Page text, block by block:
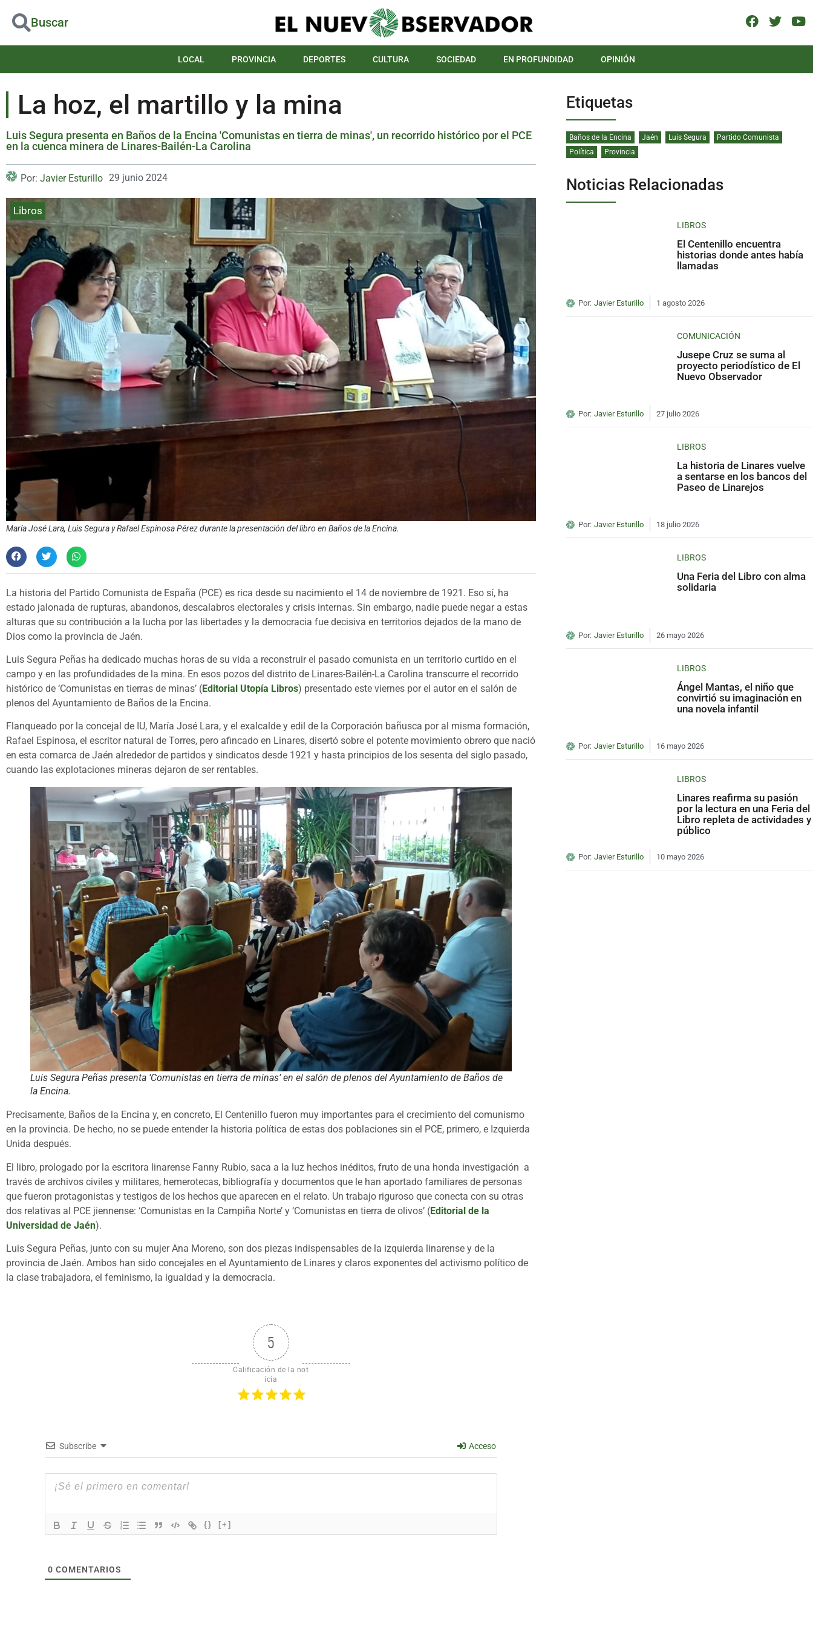
Buscar
LOCAL PROVINCIA DEPORTES CULTURA SOCIEDAD EN PROFUNDIDAD OPINIÓN
La hoz, el martillo y la mina
Luis Segura presenta en Baños de la Encina 'Comunistas en tierra de minas', un recorrido histórico por el PCE
en la cuenca minera de Linares-Bailén-La Carolina
Por: Javier Esturillo 29 junio 2024
Libros
María José Lara, Luis Segura y Rafael Espinosa Pérez durante la presentación del libro en Baños de la Encina.
La historia del Partido Comunista de España (PCE) es rica desde su nacimiento el 14 de noviembre de 1921. Eso sí, ha
estado jalonada de rupturas, abandonos, descalabros electorales y crisis internas. Sin embargo, nadie puede negar a estas
alturas que su contribución a la lucha por las libertades y la democracia fue decisiva en territorios dejados de la mano de
Dios como la provincia de Jaén.
Luis Segura Peñas ha dedicado muchas horas de su vida a reconstruir el pasado comunista en un territorio curtido en el
campo y en las profundidades de la mina. En esos pozos del distrito de Linares-Bailén-La Carolina transcurre el recorrido
histórico de ‘Comunistas en tierras de minas’ (Editorial Utopía Libros) presentado este viernes por el autor en el salón de
plenos del Ayuntamiento de Baños de la Encina.
Flanqueado por la concejal de IU, María José Lara, y el exalcalde y edil de la Corporación bañusca por al misma formación,
Rafael Espinosa, el escritor natural de Torres, pero afincado en Linares, disertó sobre el potente movimiento obrero que nació
en esta comarca de Jaén alrededor de partidos y sindicatos desde 1921 y hasta principios de los sesenta del siglo pasado,
cuando las explotaciones mineras dejaron de ser rentables.
Luis Segura Peñas presenta ‘Comunistas en tierra de minas’ en el salón de plenos del Ayuntamiento de Baños de
la Encina.
Precisamente, Baños de la Encina y, en concreto, El Centenillo fueron muy importantes para el crecimiento del comunismo
en la provincia. De hecho, no se puede entender la historia política de estas dos poblaciones sin el PCE, primero, e Izquierda
Unida después.
El libro, prologado por la escritora linarense Fanny Rubio, saca a la luz hechos inéditos, fruto de una honda investigación a
través de archivos civiles y militares, hemerotecas, bibliografía y documentos que le han aportado familiares de personas
que fueron protagonistas y testigos de los hechos que aparecen en el relato. Un trabajo riguroso que conecta con su otras
dos relativas al PCE jiennense: ‘Comunistas en la Campiña Norte’ y ‘Comunistas en tierra de olivos’ (Editorial de la
Universidad de Jaén).
Luis Segura Peñas, junto con su mujer Ana Moreno, son dos piezas indispensables de la izquierda linarense y de la
provincia de Jaén. Ambos han sido concejales en el Ayuntamiento de Linares y claros exponentes del activismo político de
la clase trabajadora, el feminismo, la igualdad y la democracia.
5
Calificación de la not
icia
Subscribe Acceso
{} [+]
0 COMENTARIOS
Etiquetas
Baños de la Encina Jaén Luis Segura
Partido Comunista
Política
Provincia
Noticias Relacionadas
LIBROS
El Centenillo encuentra
historias donde antes había
llamadas
Por: Javier Esturillo 1 agosto 2026
COMUNICACIÓN
Jusepe Cruz se suma al
proyecto periodístico de El
Nuevo Observador
Por: Javier Esturillo 27 julio 2026
LIBROS
La historia de Linares vuelve
a sentarse en los bancos del
Paseo de Linarejos
Por: Javier Esturillo 18 julio 2026
LIBROS
Una Feria del Libro con alma
solidaria
Por: Javier Esturillo 26 mayo 2026
LIBROS
Ángel Mantas, el niño que
convirtió su imaginación en
una novela infantil
Por: Javier Esturillo 16 mayo 2026
LIBROS
Linares reafirma su pasión
por la lectura en una Feria del
Libro repleta de actividades y
público
Por: Javier Esturillo 10 mayo 2026